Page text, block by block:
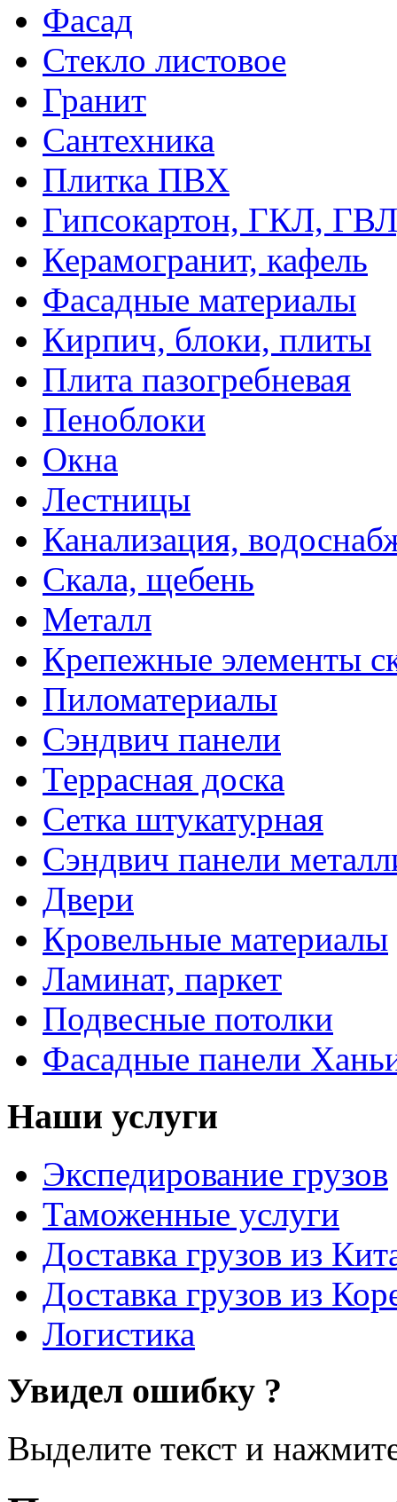
Фасад
Стекло листовое
Гранит
Сантехника
Плитка ПВХ
Гипсокартон, ГКЛ,
Керамогранит, кафель
Фасадные материалы
Кирпич, блоки, плиты
Плита пазогребневая
Пеноблоки
Окна
Лестницы
Канализация,
Скала, щебень
Металл
Крепежные элементы
Пиломатериалы
Сэндвич панели
Террасная доска
Сетка штукатурная
Сэндвич панели
Двери
Кровельные материалы
Ламинат, паркет
Подвесные потолки
Фасадные панели
Наши услуги
Экспедирование грузов
Таможенные услуги
Доставка грузов из
Доставка грузов из
Логистика
Увидел ошибку ?
Выделите текст и